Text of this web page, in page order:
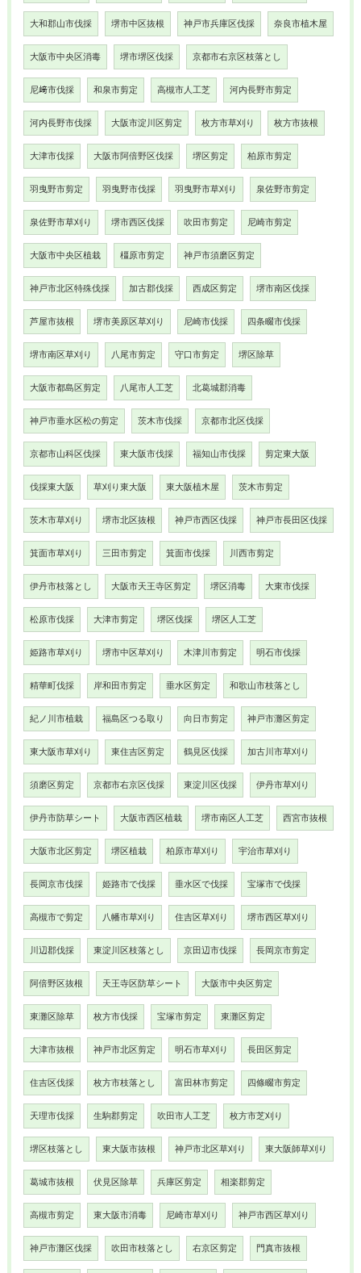
大和郡山市伐採 堺市中区抜根 神戸市兵庫区伐採 奈良市植木屋
大阪市中央区消毒 堺市堺区伐採 京都市右京区枝落とし
尼﨑市伐採 和泉市剪定 高槻市人工芝 河内長野市剪定
河内長野市伐採 大阪市淀川区剪定 枚方市草刈り 枚方市抜根
大津市伐採 大阪市阿倍野区伐採 堺区剪定 柏原市剪定
羽曳野市剪定 羽曳野市伐採 羽曳野市草刈り 泉佐野市剪定
泉佐野市草刈り 堺市西区伐採 吹田市剪定 尼崎市剪定
大阪市中央区植栽 橿原市剪定 神戸市須磨区剪定
神戸市北区特殊伐採 加古郡伐採 西成区剪定 堺市南区伐採
芦屋市抜根 堺市美原区草刈り 尼崎市伐採 四条畷市伐採
堺市南区草刈り 八尾市剪定 守口市剪定 堺区除草
大阪市都島区剪定 八尾市人工芝 北葛城郡消毒
神戸市垂水区松の剪定 茨木市伐採 京都市北区伐採
京都市山科区伐採 東大阪市伐採 福知山市伐採 剪定東大阪
伐採東大阪 草刈り東大阪 東大阪植木屋 茨木市剪定
茨木市草刈り 堺市北区抜根 神戸市西区伐採 神戸市長田区伐採
箕面市草刈り 三田市剪定 箕面市伐採 川西市剪定
伊丹市枝落とし 大阪市天王寺区剪定 堺区消毒 大東市伐採
松原市伐採 大津市剪定 堺区伐採 堺区人工芝
姫路市草刈り 堺市中区草刈り 木津川市剪定 明石市伐採
精華町伐採 岸和田市剪定 垂水区剪定 和歌山市枝落とし
紀ノ川市植栽 福島区つる取り 向日市剪定 神戸市灘区剪定
東大阪市草刈り 東住吉区剪定 鶴見区伐採 加古川市草刈り
須磨区剪定 京都市右京区伐採 東淀川区伐採 伊丹市草刈り
伊丹市防草シート 大阪市西区植栽 堺市南区人工芝 西宮市抜根
大阪市北区剪定 堺区植栽 柏原市草刈り 宇治市草刈り
長岡京市伐採 姫路市で伐採 垂水区で伐採 宝塚市で伐採
高槻市で剪定 八幡市草刈り 住吉区草刈り 堺市西区草刈り
川辺郡伐採 東淀川区枝落とし 京田辺市伐採 長岡京市剪定
阿倍野区抜根 天王寺区防草シート 大阪市中央区剪定
東灘区除草 枚方市伐採 宝塚市剪定 東灘区剪定
大津市抜根 神戸市北区剪定 明石市草刈り 長田区剪定
住吉区伐採 枚方市枝落とし 富田林市剪定 四條畷市剪定
天理市伐採 生駒郡剪定 吹田市人工芝 枚方市芝刈り
堺区枝落とし 東大阪市抜根 神戸市北区草刈り 東大阪師草刈り
葛城市抜根 伏見区除草 兵庫区剪定 相楽郡剪定
高槻市剪定 東大阪市消毒 尼崎市草刈り 神戸市西区草刈り
神戸市灘区伐採 吹田市枝落とし 右京区剪定 門真市抜根